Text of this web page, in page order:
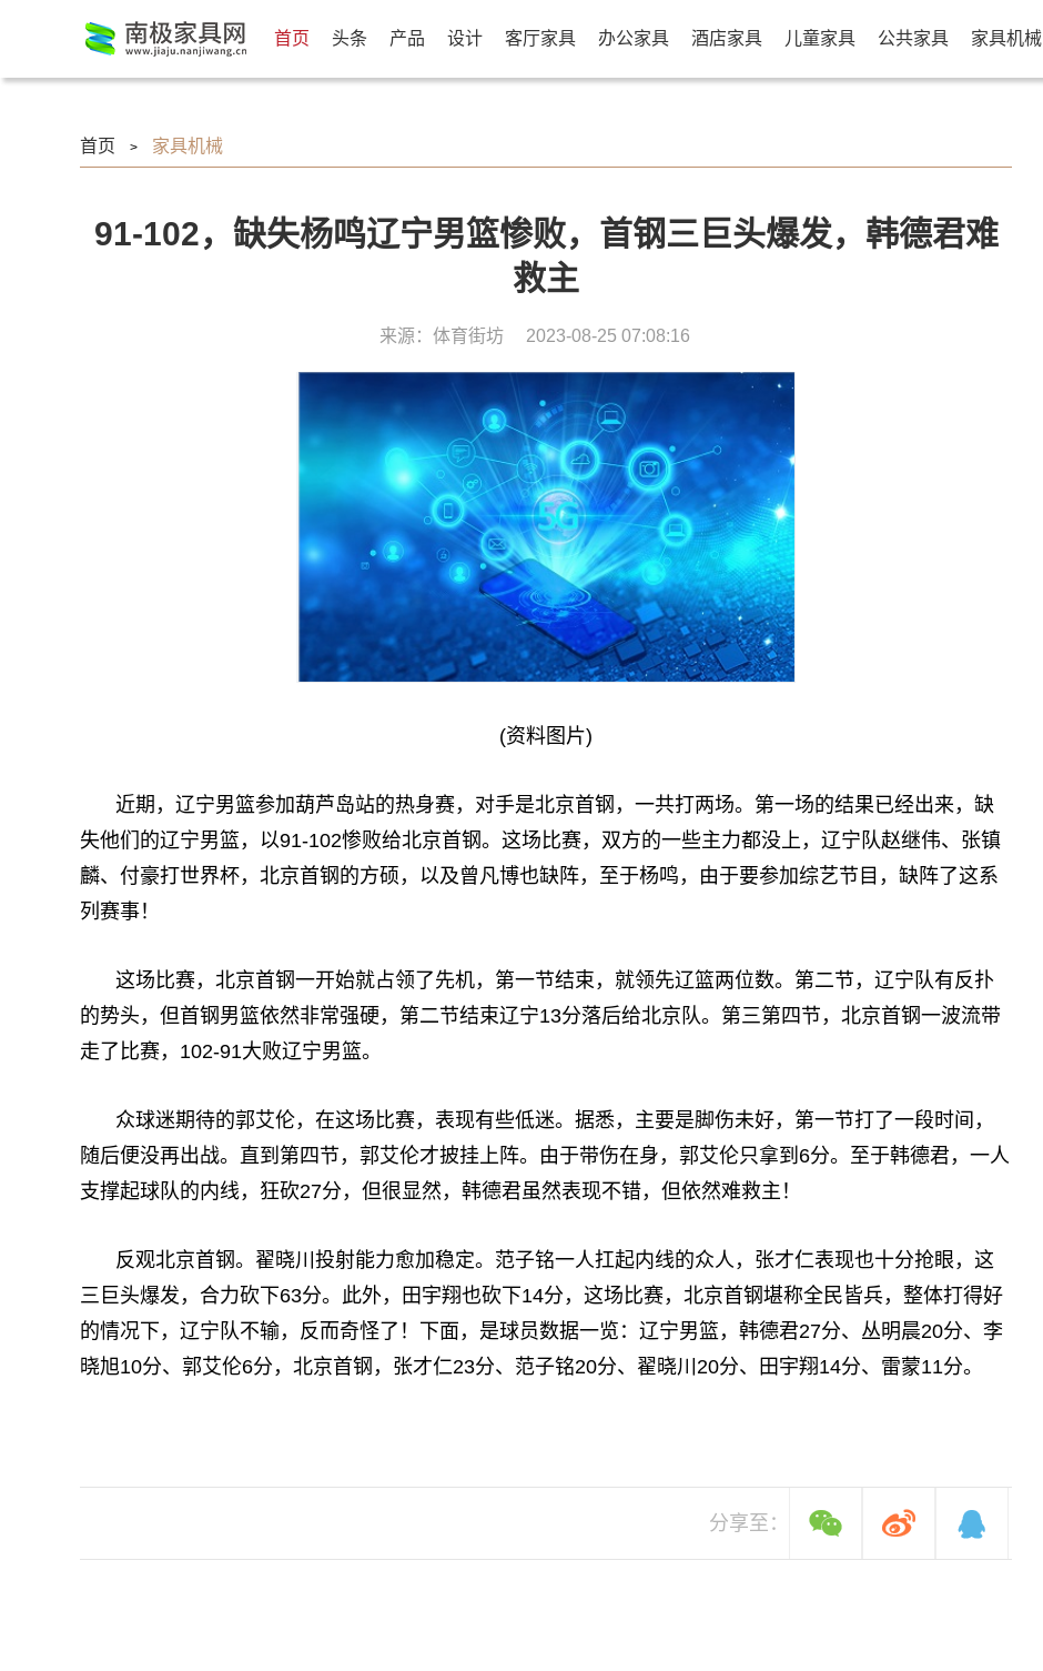
首页 头条 产品 设计 客厅家具 办公家具 酒店家具 儿童家具 公共家具 家具机械
首页 > 家具机械
91-102，缺失杨鸣辽宁男篮惨败，首钢三巨头爆发，韩德君难
救主
来源：体育街坊 2023-08-25 07:08:16
(资料图片)
近期，辽宁男篮参加葫芦岛站的热身赛，对手是北京首钢，一共打两场。第一场的结果已经出来，缺
失他们的辽宁男篮，以91-102惨败给北京首钢。这场比赛，双方的一些主力都没上，辽宁队赵继伟、张镇
麟、付豪打世界杯，北京首钢的方硕，以及曾凡博也缺阵，至于杨鸣，由于要参加综艺节目，缺阵了这系
列赛事！
这场比赛，北京首钢一开始就占领了先机，第一节结束，就领先辽篮两位数。第二节，辽宁队有反扑
的势头，但首钢男篮依然非常强硬，第二节结束辽宁13分落后给北京队。第三第四节，北京首钢一波流带
走了比赛，102-91大败辽宁男篮。
众球迷期待的郭艾伦，在这场比赛，表现有些低迷。据悉，主要是脚伤未好，第一节打了一段时间，
随后便没再出战。直到第四节，郭艾伦才披挂上阵。由于带伤在身，郭艾伦只拿到6分。至于韩德君，一人
支撑起球队的内线，狂砍27分，但很显然，韩德君虽然表现不错，但依然难救主！
反观北京首钢。翟晓川投射能力愈加稳定。范子铭一人扛起内线的众人，张才仁表现也十分抢眼，这
三巨头爆发，合力砍下63分。此外，田宇翔也砍下14分，这场比赛，北京首钢堪称全民皆兵，整体打得好
的情况下，辽宁队不输，反而奇怪了！下面，是球员数据一览：辽宁男篮，韩德君27分、丛明晨20分、李
晓旭10分、郭艾伦6分，北京首钢，张才仁23分、范子铭20分、翟晓川20分、田宇翔14分、雷蒙11分。
分享至：